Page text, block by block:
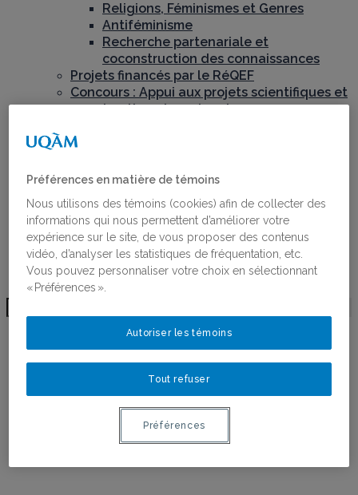
Religions, Féminismes et Genres
Antiféminisme
Recherche partenariale et
coconstruction des connaissances
Projets financés par le RéQEF
Concours : Appui aux projets scientifiques et
aux chantiers de recherche
Toutes les publications
Québec
Bourses
Bourses
Lauréates des bourses
Postdoctorant·e·s du RéQEF
Nous joindre
CATHERINE
FLYNN
Préférences en matière de témoins
Nous utilisons des témoins (cookies) afin de collecter des
informations qui nous permettent d’améliorer votre
expérience sur le site, de vous proposer des contenus
vidéo, d’analyser les statistiques de fréquentation, etc.
Vous pouvez personnaliser votre choix en sélectionnant
« Préférences ».
Tout refuser
Autoriser les témoins
Préférences